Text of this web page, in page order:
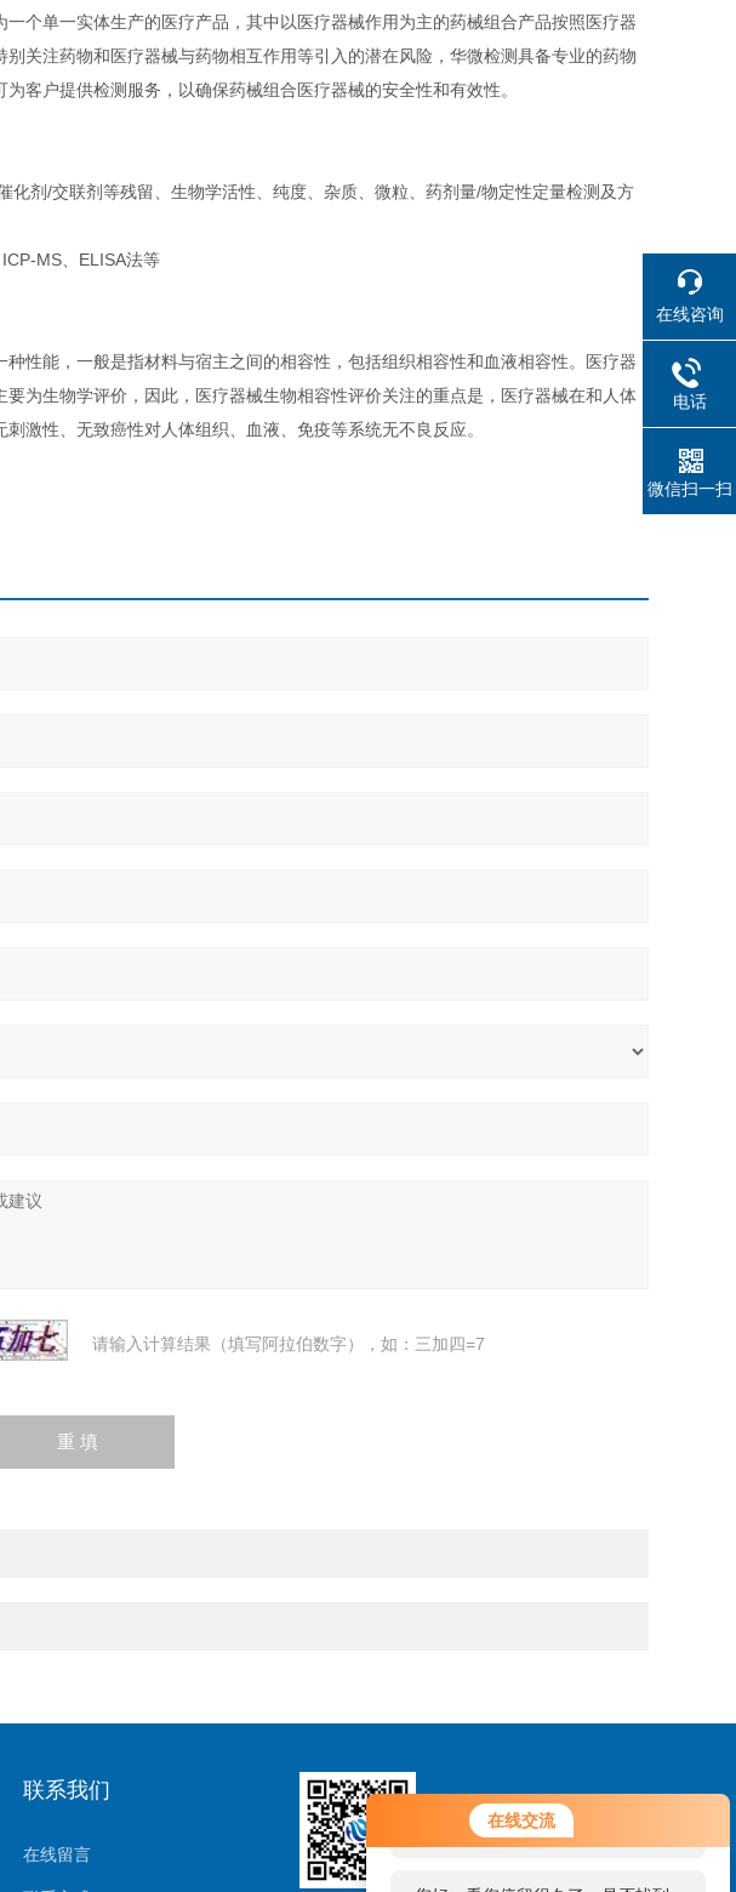
在线交流
您好！欢迎前来咨询，很高兴为您
服务，请问您要咨询什么问题呢？
个单一实体生产的医疗产品，其中以医疗器械作用为主的药械组合产品按照医疗器
关注药物和医疗器械与药物相互作用等引入的潜在风险，华微检测具备专业的药物
客户提供检测服务，以确保药械组合医疗器械的安全性和有效性。
化剂/交联剂等残留、生物学活性、纯度、杂质、微粒、药剂量/物定性定量检测及方
MS、ELISA法等
性能，一般是指材料与宿主之间的相容性，包括组织相容性和血液相容性。医疗器
为生物学评价，因此，医疗器械生物相容性评价关注的重点是，医疗器械在和人体
激性、无致癌性对人体组织、血液、免疫等系统无不良反应。
请输入计算结果（填写阿拉伯数字），如：三加四=7
联系我们
在线留言
扫码关注
在线咨询
电话
微信扫一扫